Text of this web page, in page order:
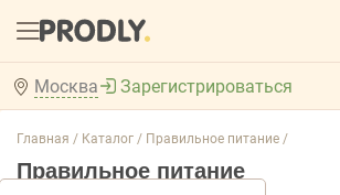
Москва Зарегистрироваться
Главная / Каталог / Правильное питание /
Правильное питание